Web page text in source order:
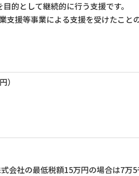
的として継続的に行う支援です。
支援等事業による支援を受けたこと
）
会社の最低税額15万円の場合は7万